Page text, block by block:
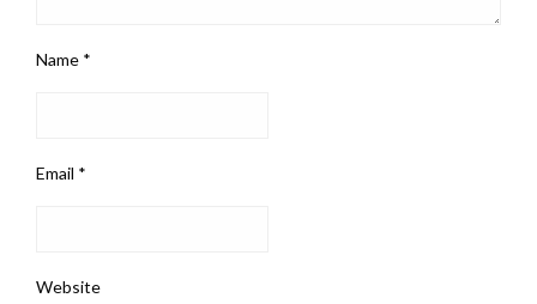
Name *
Email *
Website